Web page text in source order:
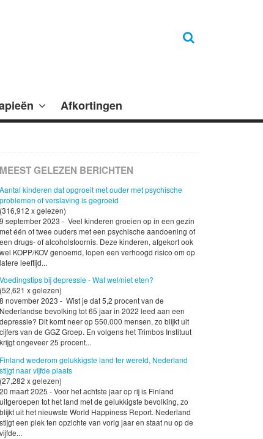
Afkortingen
MEEST GELEZEN BERICHTEN
Aantal kinderen dat opgroeit met ouder met psychische
problemen of verslaving is gegroeid
(316,912 x gelezen)
9 september 2023 - Veel kinderen groeien op in een gezin
met één of twee ouders met een psychische aandoening of
een drugs- of alcoholstoornis. Deze kinderen, afgekort ook
wel KOPP/KOV genoemd, lopen een verhoogd risico om op
latere leeftijd...
Voedingstips bij depressie - Wat wel/niet eten?
(52,621 x gelezen)
8 november 2023 - Wist je dat 5,2 procent van de
Nederlandse bevolking tot 65 jaar in 2022 leed aan een
depressie? Dit komt neer op 550.000 mensen, zo blijkt uit
cijfers van de GGZ Groep. En volgens het Trimbos Instituut
krijgt ongeveer 25 procent...
Finland wederom gelukkigste land ter wereld, Nederland
stijgt naar vijfde plaats
(27,282 x gelezen)
20 maart 2025 - Voor het achtste jaar op rij is Finland
uitgeroepen tot het land met de gelukkigste bevolking, zo
blijkt uit het nieuwste World Happiness Report. Nederland
stijgt een plek ten opzichte van vorig jaar en staat nu op de
vijfde...